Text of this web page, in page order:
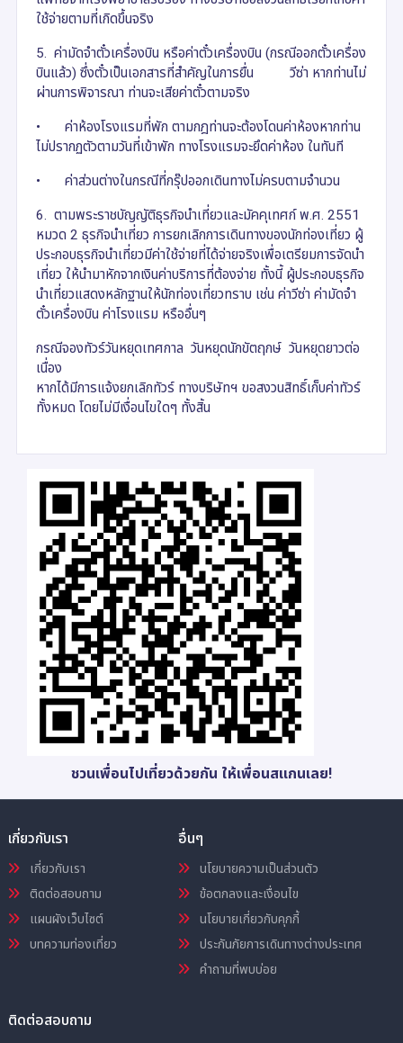
ใช้จ่ายตามที่เกิดขึ้นจริง
5. ค่ามัดจำตั๋วเครื่องบิน หรือค่าตั๋วเครื่องบิน (กรณีออกตั๋วเครื่อง
บินแล้ว) ซึ่งตั๋วเป็นเอกสารที่สำคัญในการยื่น วีซ่า หากท่านไม่
ผ่านการพิจารณา ท่านจะเสียค่าตั๋วตามจริง
•
ค่าห้องโรงแรมที่พัก ตามกฎท่านจะต้องโดนค่าห้องหากท่าน
ไม่ปรากฏตัวตามวันที่เข้าพัก ทางโรงแรมจะยึดค่าห้อง ในทันที
• ค่าส่วนต่างในกรณีที่กรุ๊ปออกเดินทางไม่ครบตามจำนวน
6. ตามพระราชบัญญัติธุรกิจนําเที่ยวและมัคคุเทศก์ พ.ศ. 2551
หมวด 2 ธุรกิจนําเที่ยว การยกเลิกการเดินทางของนักท่องเที่ยว ผู้
ประกอบธุรกิจนําเที่ยวมีค่าใช้จ่ายที่ได้จ่ายจริงเพื่อเตรียมการจัดนํา
เที่ยว ให้นํามาหักจากเงินค่าบริการที่ต้องจ่าย ทั้งนี้ ผู้ประกอบธุรกิจ
นําเที่ยวแสดงหลักฐานให้นักท่องเที่ยวทราบ เช่น ค่าวีซ่า ค่ามัดจำ
ตั๋วเครื่องบิน ค่าโรงแรม หรืออื่นๆ
กรณีจองทัวร์วันหยุดเทศกาล วันหยุดนักขัตฤกษ์ วันหยุดยาวต่อ
เนื่อง
หากได้มีการแจ้งยกเลิกทัวร์ ทางบริษัทฯ ขอสงวนสิทธิ์เก็บค่าทัวร์
ทั้งหมด โดยไม่มีเงื่อนไขใดๆ ทั้งสิ้น
ชวนเพื่อนไปเที่ยวด้วยกัน ให้เพื่อนสแกนเลย!
เกี่ยวกับเรา
เกี่ยวกับเรา
ติดต่อสอบถาม
แผนผังเว็บไซต์
บทความท่องเที่ยว
อื่นๆ
นโยบายความเป็นส่วนตัว
ข้อตกลงและเงื่อนไข
นโยบายเกี่ยวกับคุกกี้
ประกันภัยการเดินทางต่างประเทศ
คำถามที่พบบ่อย
ติดต่อสอบถาม